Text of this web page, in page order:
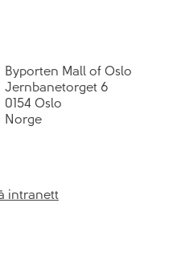
Byporten Mall of Oslo
Jernbanetorget 6
0154 Oslo
Norge
intranett